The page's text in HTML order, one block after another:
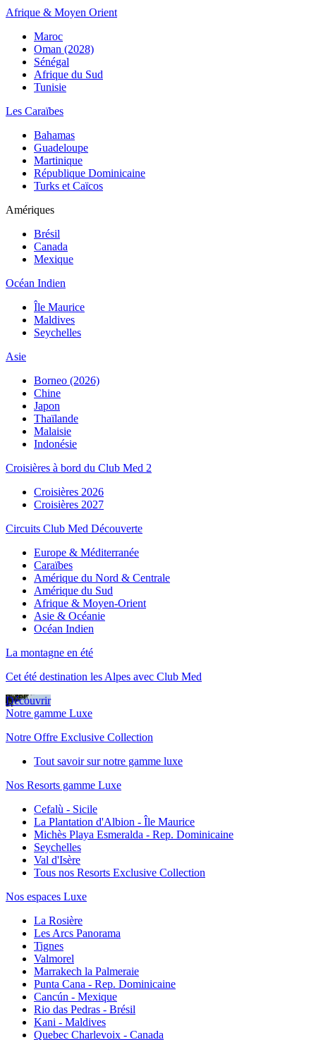
Afrique & Moyen Orient
Maroc
Oman (2028)
Sénégal
Afrique du Sud
Tunisie
Les Caraïbes
Bahamas
Guadeloupe
Martinique
République Dominicaine
Turks et Caïcos
Amériques
Brésil
Canada
Mexique
Océan Indien
Île Maurice
Maldives
Seychelles
Asie
Borneo (2026)
Chine
Japon
Thaïlande
Malaisie
Indonésie
Croisières à bord du Club Med 2
Croisières 2026
Croisières 2027
Circuits Club Med Découverte
Europe & Méditerranée
Caraïbes
Amérique du Nord & Centrale
Amérique du Sud
Afrique & Moyen-Orient
Asie & Océanie
Océan Indien
La montagne en été
Cet été destination les Alpes avec Club Med
Découvrir
Notre gamme Luxe
Notre Offre Exclusive Collection
Tout savoir sur notre gamme luxe
Nos Resorts gamme Luxe
Cefalù - Sicile
La Plantation d'Albion - Île Maurice
Michès Playa Esmeralda - Rep. Dominicaine
Seychelles
Val d'Isère
Tous nos Resorts Exclusive Collection
Nos espaces Luxe
La Rosière
Les Arcs Panorama
Tignes
Valmorel
Marrakech la Palmeraie
Punta Cana - Rep. Dominicaine
Cancún - Mexique
Rio das Pedras - Brésil
Kani - Maldives
Quebec Charlevoix - Canada